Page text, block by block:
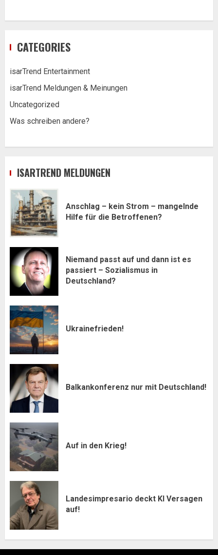
CATEGORIES
isarTrend Entertainment
isarTrend Meldungen & Meinungen
Uncategorized
Was schreiben andere?
ISARTREND MELDUNGEN
Anschlag – kein Strom – mangelnde
Hilfe für die Betroffenen?
Niemand passt auf und dann ist es
passiert – Sozialismus in
Deutschland?
Ukrainefrieden!
Balkankonferenz nur mit Deutschland!
Auf in den Krieg!
Landesimpresario deckt KI Versagen
auf!